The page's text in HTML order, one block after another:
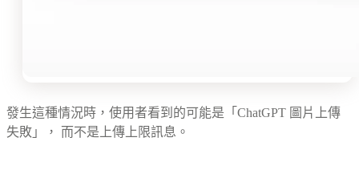
發生這種情況時，使用者看到的可能是「ChatGPT 圖片上傳
失敗」， 而不是上傳上限訊息。